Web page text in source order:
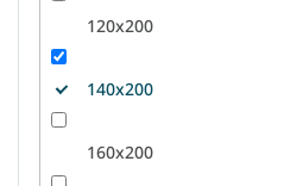
120x200
140x200
160x200